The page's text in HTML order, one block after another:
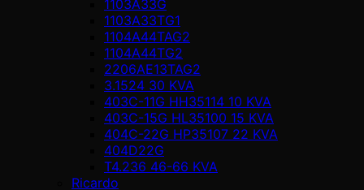
1103A33G
1103A33TG1
1104A44TAG2
1104A44TG2
2206AE13TAG2
3.1524 30 KVA
403C-11G HH35114 10 KVA
403C-15G HL35100 15 KVA
404C-22G HP35107 22 KVA
404D22G
T4.236 46-66 KVA
Ricardo